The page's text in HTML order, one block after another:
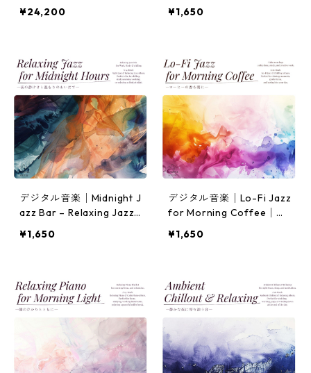
アウトドア・キャンプ | T
¥24,200
り癒しBGM
¥1,650
デジタル音楽│Midnight J
azz Bar – Relaxing Jazz,
ためのリラックスBGM
¥1,650
デジタル音楽│Lo-Fi Jazz
for Morning Coffee│穏
作業用・勉強用BGM
¥1,650